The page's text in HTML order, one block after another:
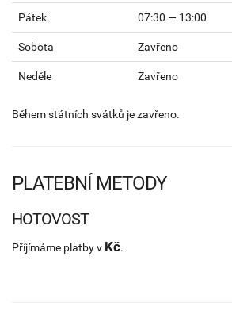
Pátek 07:30 — 13:00
Sobota Zavřeno
Neděle Zavřeno
Během státních svátků je zavřeno.
PLATEBNÍ METODY
HOTOVOST
Příjímáme platby v Kč.